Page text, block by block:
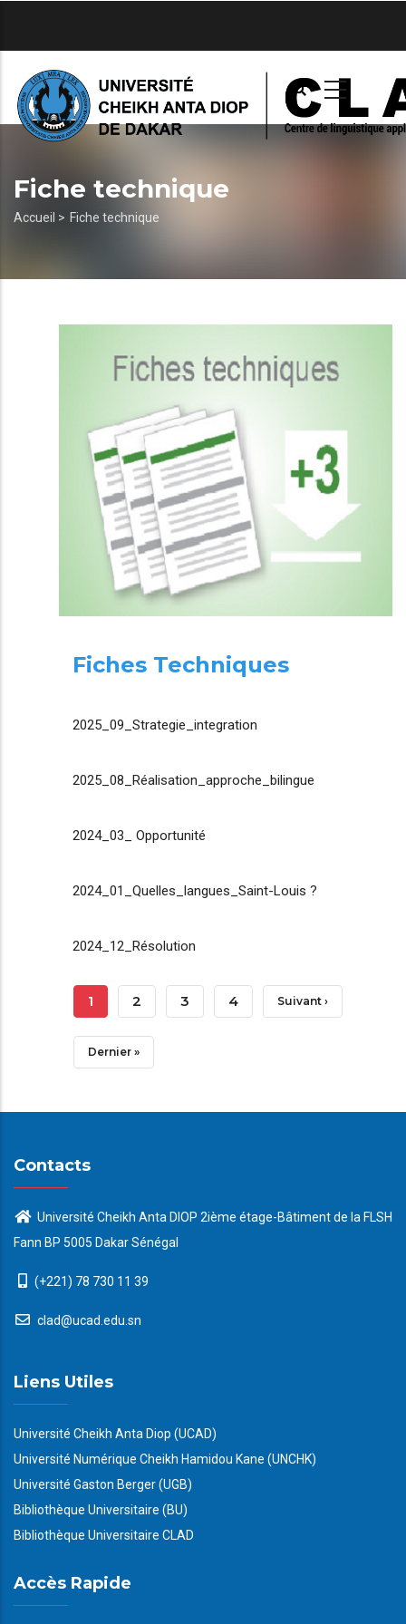
principal
Fiche technique
Fil
Accueil > Fiche technique
Fiches Techniques
2025_09_Strategie_integration
2025_08_Réalisation_approche_bilingue
2024_03_ Opportunité
2024_01_Quelles_langues_Saint-Louis ?
2024_12_Résolution
Pagination
Page
Courante
1 Page
2 Page
3 Page
4 Page
Suivant ›
Dernière
Dernier »
Contacts
Université Cheikh Anta DIOP 2ième étage-Bâtiment de la FLSH
Fann BP 5005 Dakar Sénégal
(+221) 78 730 11 39
clad@ucad.edu.sn
Liens Utiles
Université Cheikh Anta Diop (UCAD)
Université Numérique Cheikh Hamidou Kane (UNCHK)
Université Gaston Berger (UGB)
Bibliothèque Universitaire (BU)
Bibliothèque Universitaire CLAD
Accès Rapide